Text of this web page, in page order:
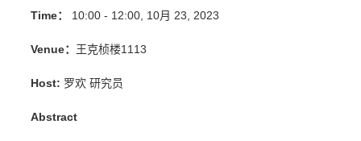
Time： 10:00 - 12:00, 10月 23, 2023
Venue： 王克桢楼1113
Host: 罗欢 研究员
Abstract